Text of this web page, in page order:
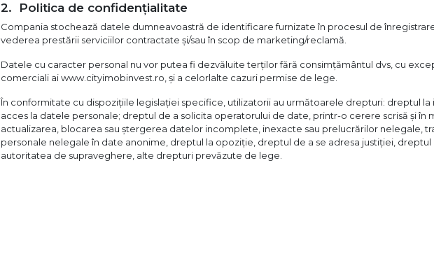
Politica de confidențialitate
Compania stochează datele dumneavoastră de identificare furnizate în procesul de
vederea prestării serviciilor contractate și/sau în scop de marketing/reclamă.
Datele cu caracter personal nu vor putea fi dezvăluite terților fără consimțământul dvs, cu
comerciali ai www.cityimobinvest.ro, și a celorlalte cazuri permise de lege.
În conformitate cu dispozițiile legislației specifice, utilizatorii au următoarele drepturi: dreptul
acces la datele personale; dreptul de a solicita operatorului de date, printr-o cerere scrisă și în
actualizarea, blocarea sau ștergerea datelor incomplete, inexacte sau prelucrărilor nelegale,
personale nelegale în date anonime, dreptul la opoziție, dreptul de a se adresa justiției,
autoritatea de supraveghere, alte drepturi prevăzute de lege.